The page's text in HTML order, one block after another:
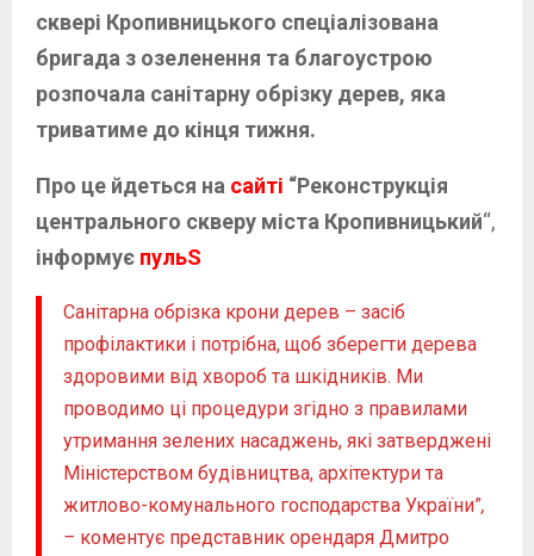
сквері Кропивницького спеціалізована
бригада з озеленення та благоустрою
розпочала санітарну обрізку дерев, яка
триватиме до кінця тижня.
Про це йдеться на сайті “Реконструкція
центрального скверу міста Кропивницький“,
інформує пульS
Санітарна обрізка крони дерев – засіб
профілактики і потрібна, щоб зберегти дерева
здоровими від хвороб та шкідників. Ми
проводимо ці процедури згідно з правилами
утримання зелених насаджень, які затверджені
Міністерством будівництва, архітектури та
житлово-комунального господарства України”,
– коментує представник орендаря Дмитро